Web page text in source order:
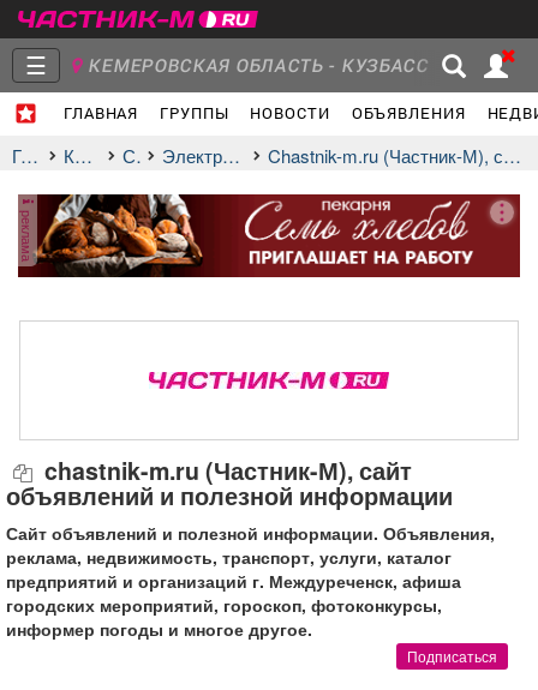
☰ КЕМЕРОВСКАЯ ОБЛАСТЬ - КУЗБАСС
ГЛАВНАЯ ГРУППЫ НОВОСТИ ОБЪЯВЛЕНИЯ
Главная
Новости
Объявления Недвижимость Услуги
ГлавнаяКомпанииСМИ электронные издания chastnik-m.ru (Частник-М), сайт объявлений и полезной информации
реклама
chastnik-m.ru (Частник-М), сайт
объявлений и полезной информации
Сайт объявлений и полезной информации. Объявления,
реклама, недвижимость, транспорт, услуги, каталог
предприятий и организаций г. Междуреченск, афиша
городских мероприятий, гороскоп, фотоконкурсы,
информер погоды и многое другое.
Подписаться